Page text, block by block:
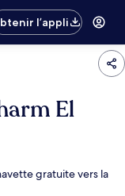
l’appli
El
gratuite vers la